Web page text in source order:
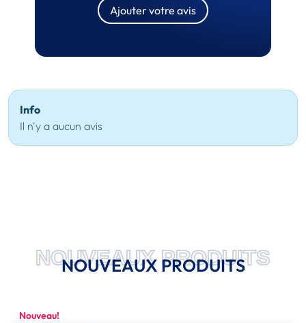
Ajouter votre avis
Info
Il n'y a aucun avis
NOUVEAUX PRODUITS
NOUVEAUX PRODUITS
Nouveau!